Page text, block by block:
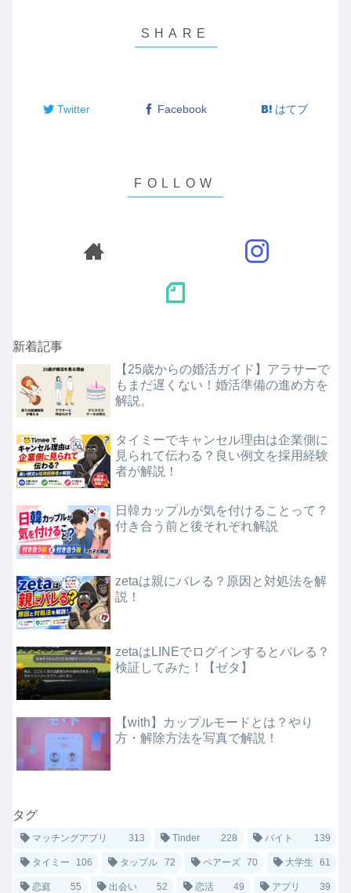
Twitter Facebook はてブ
新着記事
【25歳からの婚活ガイド】アラサーで
もまだ遅くない！婚活準備の進め方を
解説。
タイミーでキャンセル理由は企業側に
見られて伝わる？良い例文を採用経験
者が解説！
日韓カップルが気を付けることって？
付き合う前と後それぞれ解説
zetaは親にバレる？原因と対処法を解
説！
zetaはLINEでログインするとバレる？
検証してみた！【ゼタ】
【with】カップルモードとは？やり
方・解除方法を写真で解説！
タグ
マッチングアプリ 313 Tinder 228 バイト 139
タイミー 106 タップル 72 ペアーズ 70 大学生 61
恋庭 55 出会い 52 恋活 49 アプリ 39